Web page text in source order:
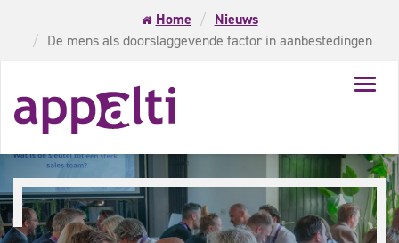
Home
Nieuws
De mens als doorslaggevende factor in aanbestedingen